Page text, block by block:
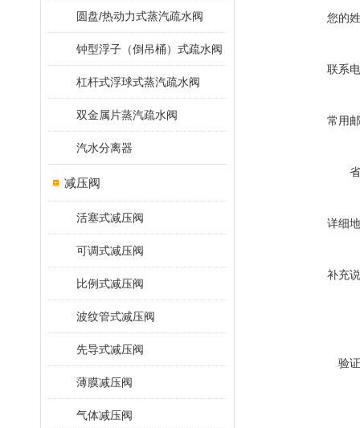
圆盘/热动力式蒸汽疏水阀
钟型浮子（倒吊桶）式疏水阀
杠杆式浮球式蒸汽疏水阀
双金属片蒸汽疏水阀
汽水分离器
减压阀
活塞式减压阀
可调式减压阀
比例式减压阀
波纹管式减压阀
先导式减压阀
薄膜减压阀
气体减压阀
您的
联系
常用
详细
补充
验